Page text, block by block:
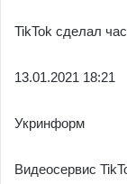
TikTok сделал
13.01.2021 18:21
Укринформ
Видеосервис